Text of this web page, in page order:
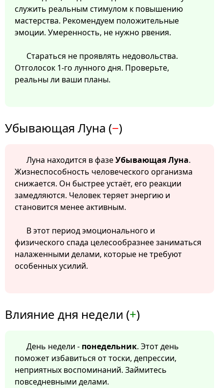
служить реальным стимулом к повышению
мастерства. Рекомендуем положительные
эмоции. Умеренность, не нужно рвения.
Стараться не проявлять недовольства.
Отголосок 1-го лунного дня. Проверьте,
реальны ли ваши планы.
Убывающая Луна (−)
Луна находится в фазеУбывающая Луна.
Жизнеспособность человеческого организма
снижается. Он быстрее устаёт, его реакции
замедляются. Человек теряет энергию и
становится менее активным.
В этот период эмоционального и
физического спада целесообразнее заниматься
налаженными делами, которые не требуют
особенных усилий.
Влияние дня недели (+)
День недели - понедельник. Этот день
поможет избавиться от тоски, депрессии,
неприятных воспоминаний. Займитесь
повседневными делами.